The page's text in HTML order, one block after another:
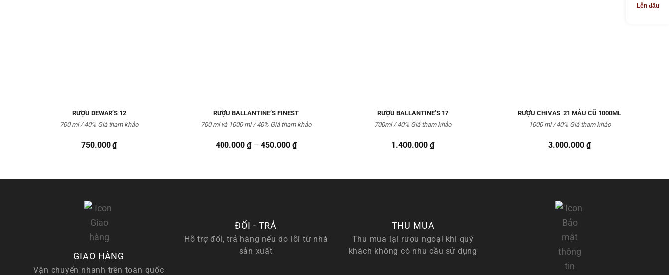
RƯỢU DEWAR’S 12
750.000₫
700 ml / 40% Giá tham khảo
RƯỢU BALLANTINE’S FINEST
400.000 ₫ – 450.000 ₫Khoảng
đến
700 ml và 1000 ml / 40% Giá tham khảo
RƯỢU BALLANTINE’S 17
1.400.000₫
700ml / 40%Giá tham khảo
RƯỢU CHIVAS 21 MẪU CŨ 1000ML
3.000.000₫
1000 ml / 40%Giá tham khảo
GIAO HÀNG
Vận chuyển nhanh trên toàn quốc
ĐỔI - TRẢ
Hỗ trợ đổi, trả hàng nếu do lỗi từ nhà
sản xuất
THU MUA
Thu mua lại rượu ngoại khi quý
khách không có nhu cầu sử dụng
Lên đầu